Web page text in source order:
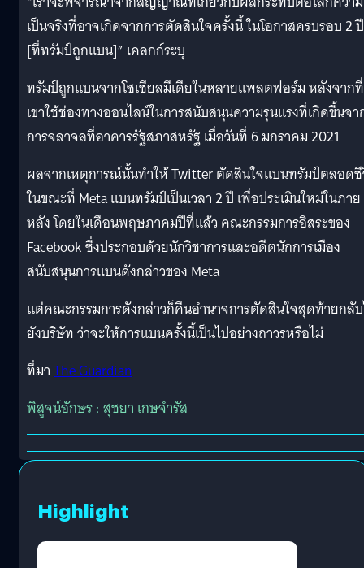
เป็นจริงที่อาจเกิดจากการตัดสินใจครั้งนี้ ในโอกาสครบรอบ 2 ปี
[ที่ทรัมป์ถูกแบน]” เคลกก์ระบุ
ทรัมป์ถูกแบนจากโซเชียลมีเดียในหลายแพลตฟอร์ม หลังจากที่
เขาใช้ช่องทางออนไลน์ในการสนับสนุนความรุนแรงที่เกิดขึ้นจา
การจลาจลที่อาคารรัฐสภาสหรัฐ เมื่อวันที่ 6 มกราคม 2021
ผลจากเหตุการณ์นั้นทำให้ Twitter ตัดสินใจแบนทรัมป์ตลอด
ในขณะที่ Meta แบนทรัมป์เป็นเวลา 2 ปี เพื่อประเมินใหม่ในภาย
หลัง โดยในเดือนพฤษภาคมปีที่แล้ว คณะกรรมการอิสระของ
Facebook ซึ่งประกอบด้วยนักวิชาการและอดีตนักการเมือง
สนับสนุนการแบนดังกล่าวของ Meta
แต่คณะกรรมการดังกล่าวก็คืนอำนาจการตัดสินใจสุดท้ายกลั
ยังบริษัท ว่าจะให้การแบนครั้งนี้เป็นไปอย่างถาวรหรือไม่
ที่มาThe Guardian
พิสูจน์อักษร : สุชยา เกษจำรัส
Highlight